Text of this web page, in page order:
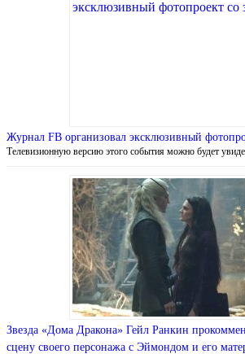
Журнал FB организовал эксклюзивный
Телевизионную версию этого события можно будет
Звезда «Дома Дракона» Гейл Ранкин
сцену своего персонажа с Эймондом и его